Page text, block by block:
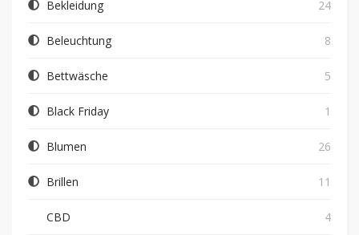
Bekleidung 24
Beleuchtung 8
Bettwäsche 5
Black Friday 1
Blumen 26
Brillen 11
CBD 4